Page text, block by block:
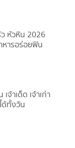
หัวหิน 2026
หารอร่อยฟิน
จ้าเด็ด เจ้าเก่า
ด้ทั้งวัน